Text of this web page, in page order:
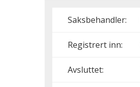
Saksbehandler:
Registrert inn:
Avsluttet: